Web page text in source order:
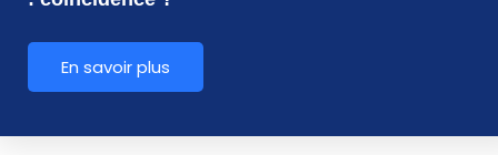
En savoir plus